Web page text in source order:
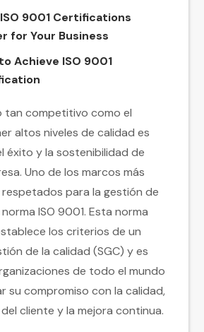
9001 Certifications
for Your Business
Achieve ISO 9001
tan competitivo como el
altos niveles de calidad es
éxito y la sostenibilidad de
Uno de los marcos más
para la gestión de
ISO 9001. Esta norma
los criterios de un
de la calidad (SGC) y es
de todo el mundo
su compromiso con la calidad,
cliente y la mejora continua.